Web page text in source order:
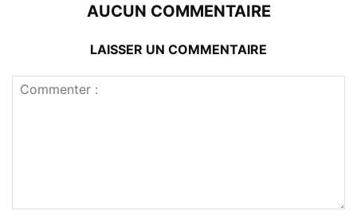
AUCUN COMMENTAIRE
LAISSER UN COMMENTAIRE